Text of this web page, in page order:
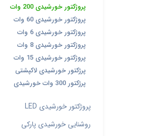
پروژکتور خورشیدی 200 وات
پروژکتور خورشیدی 60 وات
پروژکتور خورشیدی 6 وات
پروژکتور خورشیدی 8 وات
پروژکتور خورشیدی 15 وات
پرژکتور خورشیدی لاکپشتی
پرژکتور 300 وات خورشیدی
پروژکتور خورشیدی LED
روشنایی خورشیدی پارکی